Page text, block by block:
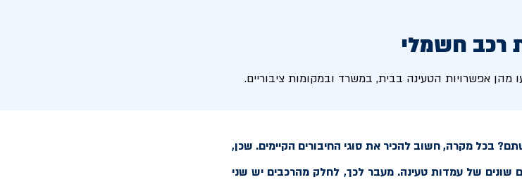
רכב חשמלי
אפשרויות הטעינה בבית, במשרד ובמקומות ציבוריים.
בכל מקרה, חשוב להכיר את סוגי החיבורים הקיימים. שכן,
שונים של עמדות טעינה. מעבר לכך, לחלק מהרכבים יש שני